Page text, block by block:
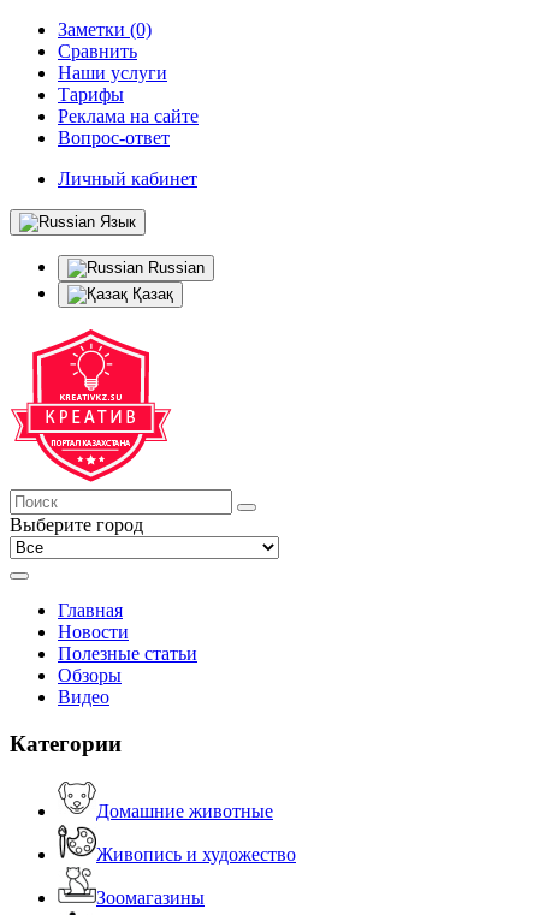
Заметки (0)
Сравнить
Наши услуги
Тарифы
Реклама на сайте
Вопрос-ответ
Личный кабинет
Язык
Russian
Қазақ
Выберите город
Главная
Новости
Полезные статьи
Обзоры
Видео
Категории
Домашние животные
Живопись и художество
Зоомагазины